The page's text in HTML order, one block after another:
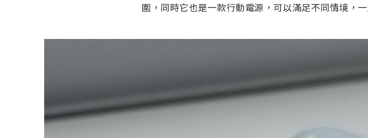
圍，同時它也是一款行動電源，可以滿足不同情境，